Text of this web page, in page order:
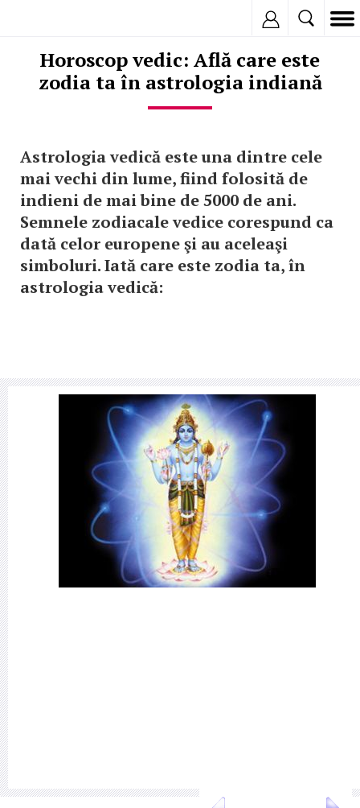
Horoscop vedic: Află care este
zodia ta în astrologia indiană
Astrologia vedică este una dintre cele
mai vechi din lume, fiind folosită de
indieni de mai bine de 5000 de ani.
Semnele zodiacale vedice corespund ca
dată celor europene şi au aceleaşi
simboluri. Iată care este zodia ta, în
astrologia vedică: